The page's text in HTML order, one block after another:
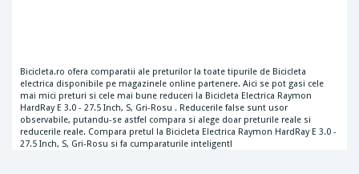
Bicicleta.ro ofera comparatii ale preturilor la toate tipurile de Bicicleta
electrica disponibile pe magazinele online partenere. Aici se pot gasi cele
mai mici preturi si cele mai bune reduceri la Bicicleta Electrica Raymon
HardRay E 3.0 - 27.5 Inch, S, Gri-Rosu . Reducerile false sunt usor
observabile, putandu-se astfel compara si alege doar preturile reale si
reducerile reale. Compara pretul la Bicicleta Electrica Raymon HardRay E 3.0 -
27.5 Inch, S, Gri-Rosu si fa cumparaturile inteligent!